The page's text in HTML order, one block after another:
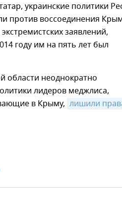
украинские политики
против воссоединения
заявлений,
году им на пять лет был
области неоднократно
лидеров меджлиса,
в Крыму, лишили